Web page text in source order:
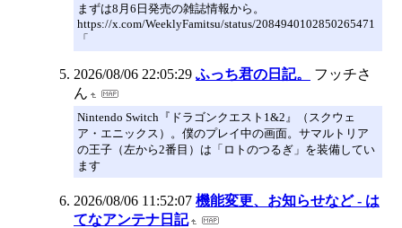
まずは8月6日発売の雑誌情報から。
https://x.com/WeeklyFamitsu/status/2084940102850265471
「
2026/08/06 22:05:29 ふっち君の日記。
フッチさ
ん
Nintendo Switch『ドラゴンクエスト1&2』（スクウェ
ア・エニックス）。僕のプレイ中の画面。サマルトリア
の王子（左から2番目）は「ロトのつるぎ」を装備してい
ます
2026/08/06 11:52:07 機能変更、お知らせなど - は
てなアンテナ日記